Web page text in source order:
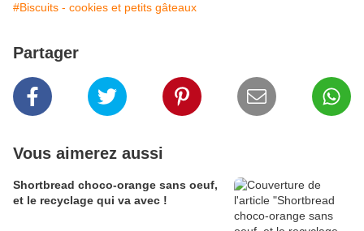
#Biscuits - cookies et petits gâteaux
Partager
Vous aimerez aussi
Shortbread choco-orange sans oeuf,
et le recyclage qui va avec !